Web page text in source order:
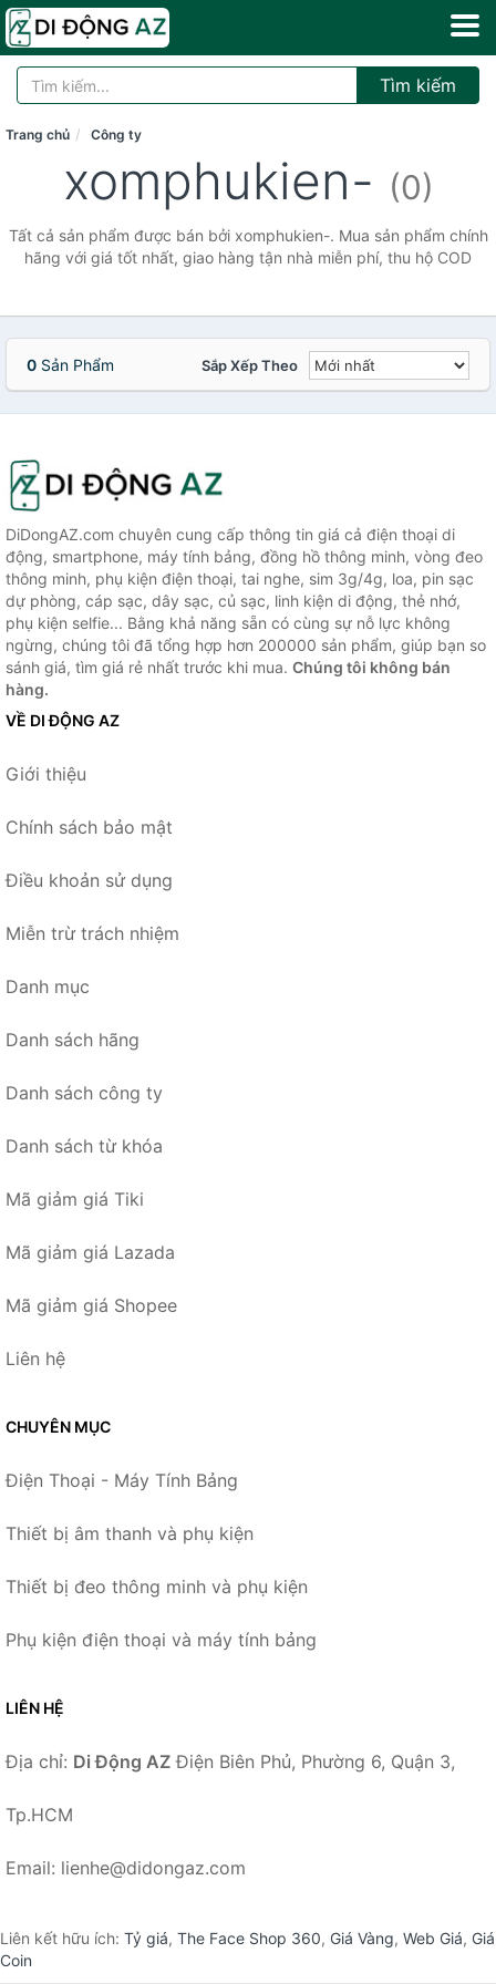
Tìm kiếm
Trang chủ Công ty
xomphukien- (0)
Tất cả sản phẩm được bán bởi xomphukien-. Mua sản phẩm chính
hãng với giá tốt nhất, giao hàng tận nhà miễn phí, thu hộ COD
0 Sản Phẩm Sắp Xếp Theo
DiDongAZ.com chuyên cung cấp thông tin giá cả điện thoại di
động, smartphone, máy tính bảng, đồng hồ thông minh, vòng đeo
thông minh, phụ kiện điện thoại, tai nghe, sim 3g/4g, loa, pin sạc
dự phòng, cáp sạc, dây sạc, củ sạc, linh kiện di động, thẻ nhớ,
phụ kiện selfie... Bằng khả năng sẵn có cùng sự nỗ lực không
ngừng, chúng tôi đã tổng hợp hơn 200000 sản phẩm, giúp bạn so
sánh giá, tìm giá rẻ nhất trước khi mua. Chúng tôi không bán
hàng.
VỀ DI ĐỘNG AZ
Giới thiệu
Chính sách bảo mật
Điều khoản sử dụng
Miễn trừ trách nhiệm
Danh mục
Danh sách hãng
Danh sách công ty
Danh sách từ khóa
Mã giảm giá Tiki
Mã giảm giá Lazada
Mã giảm giá Shopee
Liên hệ
CHUYÊN MỤC
Điện Thoại - Máy Tính Bảng
Thiết bị âm thanh và phụ kiện
Thiết bị đeo thông minh và phụ kiện
Phụ kiện điện thoại và máy tính bảng
LIÊN HỆ
Địa chỉ: Di Động AZ Điện Biên Phủ, Phường 6, Quận 3,
Tp.HCM
Email: lienhe@didongaz.com
Liên kết hữu ích: Tỷ giá, The Face Shop 360, Giá Vàng, Web Giá, Giá
Coin